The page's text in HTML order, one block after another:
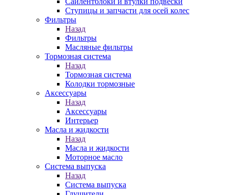
Ступицы и запчасти для осей колес
Фильтры
Назад
Фильтры
Масляные фильтры
Тормозная система
Назад
Тормозная система
Колодки тормозные
Аксессуары
Назад
Аксессуары
Интерьер
Масла и жидкости
Назад
Масла и жидкости
Моторное масло
Система выпуска
Назад
Система выпуска